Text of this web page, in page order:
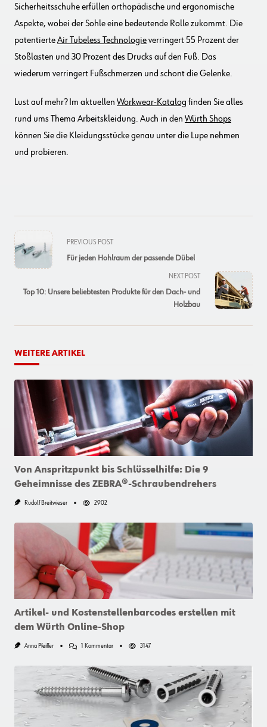
Sicherheitsschuhe erfüllen orthopädische und ergonomische
Aspekte, wobei der Sohle eine bedeutende Rolle zukommt. Die
patentierteAir Tubeless Technologieverringert 55 Prozent der
Stoßlasten und 30 Prozent des Drucks auf den Fuß. Das
wiederum verringert Fußschmerzen und schont die Gelenke.
Lust auf mehr? Im aktuellen Workwear-Katalog finden Sie alles
rund ums Thema Arbeitskleidung. Auch in den Würth Shops
können Sie die Kleidungsstücke genau unter die Lupe nehmen
und probieren.
<span
class="nav-
subtitle
reader-
PREVIOUS POST
Für jeden Hohlraum der passende Dübel
NEXT POST
Top 10: Unsere beliebtesten Produkte für den Dach- und
Holzbau
WEITERE ARTIKEL
Von Anspritzpunkt bis Schlüsselhilfe: Die 9
Geheimnisse des ZEBRA®-Schraubendrehers
Rudolf Breitwieser 2902
Artikel- und Kostenstellenbarcodes erstellen mit
dem Würth Online-Shop
Anna Pfeiffer 1 KommentarZu
Kostenstellenbarcodes
Erstellen
Mit
Dem
Online-
3147